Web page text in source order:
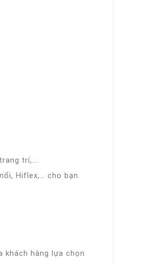
trí,….
Hiflex,… cho bạn.
khách hàng lựa chọn